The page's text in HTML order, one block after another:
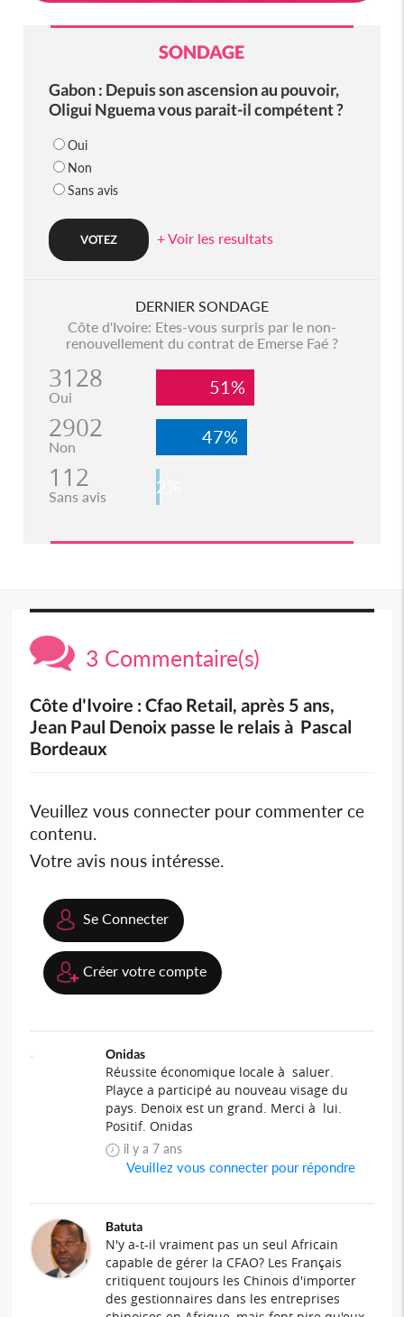
SONDAGE
Gabon : Depuis son ascension au pouvoir,
Oligui Nguema vous parait-il compétent ?
Oui
Non
Sans avis
+ Voir les resultats
DERNIER SONDAGE
Côte d'Ivoire: Etes-vous surpris par le non-
renouvellement du contrat de Emerse Faé ?
3128
Oui 51%
2902
Non 47%
112
Sans avis 2%
3 Commentaire(s)
Côte d'Ivoire : Cfao Retail, après 5 ans,
Jean Paul Denoix passe le relais à Pascal
Bordeaux
Veuillez vous connecter pour commenter ce
contenu.
Votre avis nous intéresse.
Se Connecter
Créer votre compte
Onidas
Réussite économique locale à saluer.
Playce a participé au nouveau visage du
pays. Denoix est un grand. Merci à lui.
Positif. Onidas
il y a 7 ans
Veuillez vous connecter pour répondre
Batuta
N'y a-t-il vraiment pas un seul Africain
capable de gérer la CFAO? Les Français
critiquent toujours les Chinois d'importer
des gestionnaires dans les entreprises